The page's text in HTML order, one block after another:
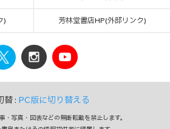
) 芳林堂書店HP(外部リンク)
替 : PC版に切り替える
・写真・図表などの無断転載を禁止します。